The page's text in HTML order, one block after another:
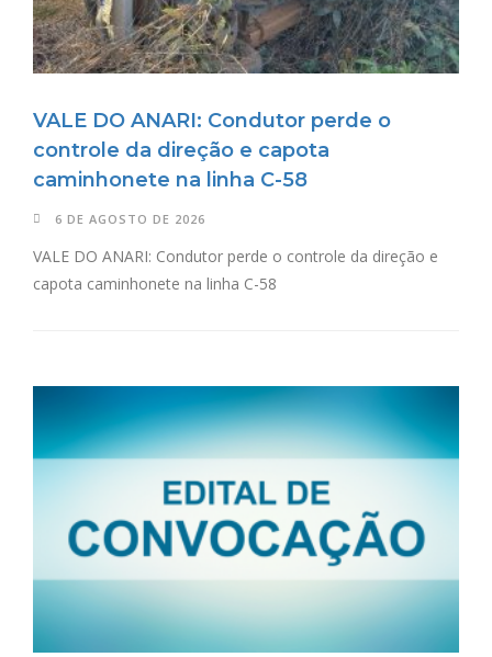
VALE DO ANARI: Condutor perde o
controle da direção e capota
caminhonete na linha C-58
6 DE AGOSTO DE 2026
VALE DO ANARI: Condutor perde o controle da direção e
capota caminhonete na linha C-58